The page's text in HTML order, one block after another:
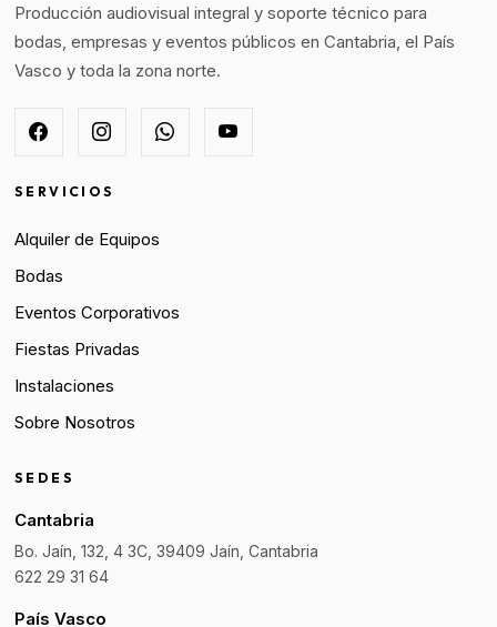
Producción audiovisual integral y soporte técnico para
bodas, empresas y eventos públicos en Cantabria, el País
Vasco y toda la zona norte.
SERVICIOS
Alquiler de Equipos
Bodas
Eventos Corporativos
Fiestas Privadas
Instalaciones
Sobre Nosotros
SEDES
Cantabria
Bo. Jaín, 132, 4 3C, 39409 Jaín, Cantabria
622 29 31 64
País Vasco